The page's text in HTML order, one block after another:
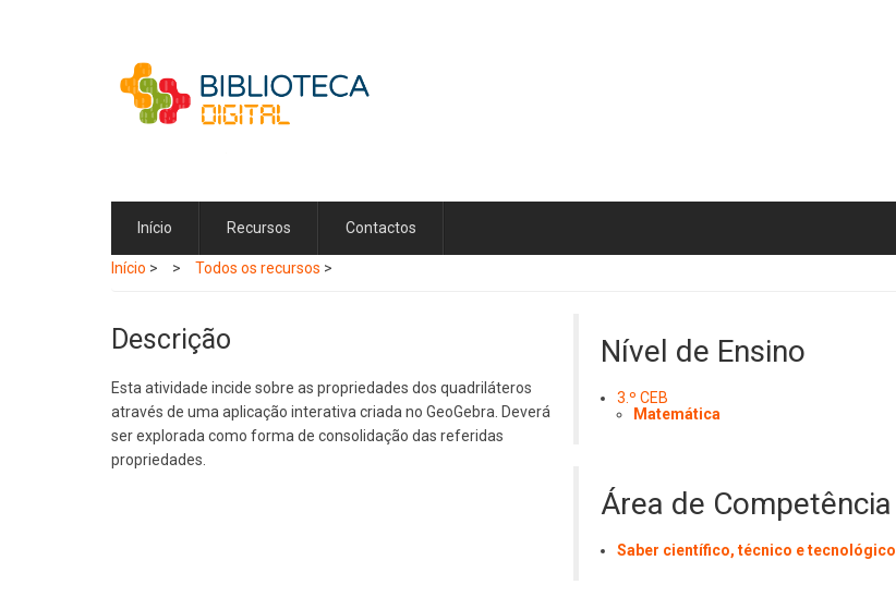
Início Recursos Contactos
Início > Todos os recursos >
Descrição
Esta atividade incide sobre as propriedades dos quadriláteros
através de uma aplicação interativa criada no GeoGebra. Deverá
ser explorada como forma de consolidação das referidas
propriedades.
Nível de Ensino
3.º CEB
Matemática
Área de Competência
Saber científico, técnico e tecnológico